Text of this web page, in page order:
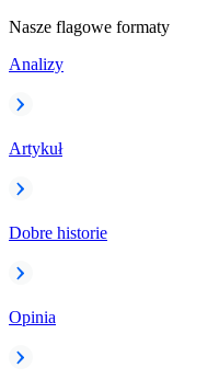
Nasze flagowe formaty
Analizy
Artykuł
Dobre historie
Opinia